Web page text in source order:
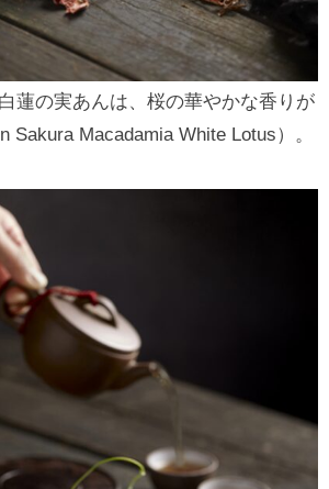
蓮の実あんは、桜の華やかな香りが
Sakura Macadamia White Lotus）。